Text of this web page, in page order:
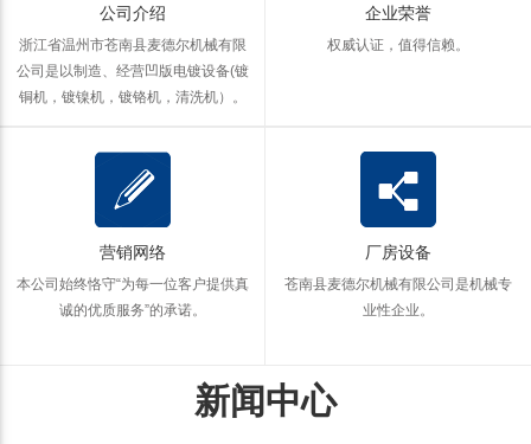
公司介绍
浙江省温州市苍南县麦德尔机械有限
公司是以制造、经营凹版电镀设备(镀
铜机，镀镍机，镀铬机，清洗机）。
企业荣誉
权威认证，值得信赖。
营销网络
本公司始终恪守“为每一位客户提供真
诚的优质服务”的承诺。
厂房设备
苍南县麦德尔机械有限公司是机械专
业性企业。
新闻中心